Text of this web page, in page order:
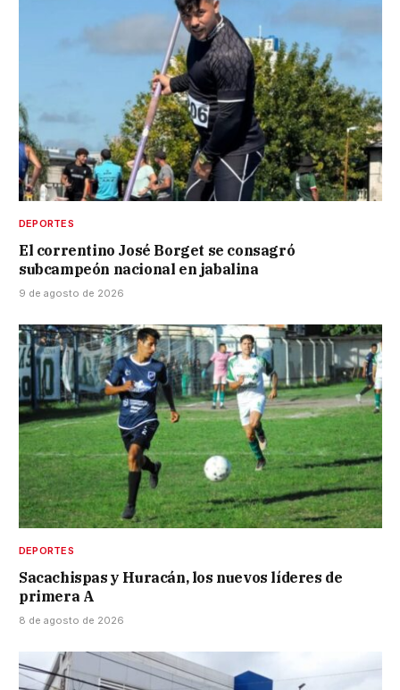
DEPORTES
El correntino José Borget se consagró
subcampeón nacional en jabalina
9 de agosto de 2026
DEPORTES
Sacachispas y Huracán, los nuevos líderes de
primera A
8 de agosto de 2026